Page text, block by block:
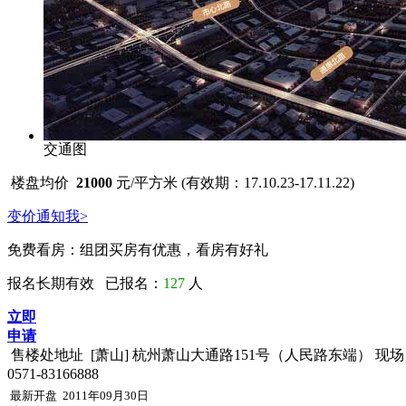
交通图
楼盘均价 21000 元/平方米 (有效期：17.10.23-17.11.22)
变价通知我>
免费看房： 组团买房有优惠，看房有好礼
报名长期有效 已报名： 127 人
立即
申请
售楼处地址 [萧山] 杭州萧山大通路151号（人民路东端） 现
0571-83166888
最新开盘 2011年09月30日